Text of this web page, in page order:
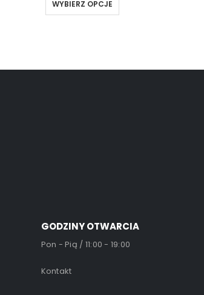
WYBIERZ OPCJE
GODZINY OTWARCIA
Pon - Pią / 11:00 - 19:00
Kontakt